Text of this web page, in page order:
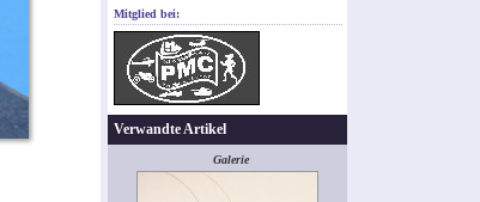
Mitglied bei:
Verwandte Artikel
Galerie